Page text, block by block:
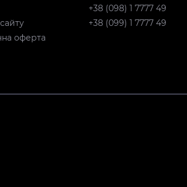
оферта
+38 (098) 1 7777 49
+38 (099) 1 7777 49